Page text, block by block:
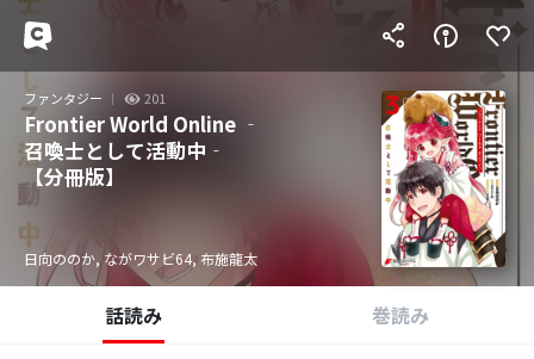
ファンタジー 201
Frontier World Online ‐
召喚士として活動中‐
【分冊版】
日向ののか, ながワサビ64, 布施龍太
話読み 巻読み